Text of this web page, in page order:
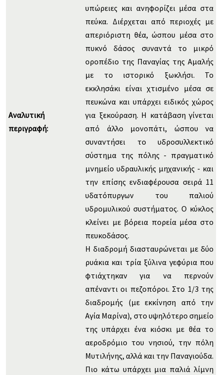
Αναλυτική
περιγραφή:
υπώρειες και ανηφορίζει μέσα στα
πεύκα. Διέρχεται από περιοχές με
απεριόριστη θέα, ώσπου μέσα στο
πυκνό δάσος συναντά το μικρό
οροπέδιο της Παναγίας της Αμαλής
με το ιστορικό ξωκλήσι. Το
εκκλησάκι είναι χτισμένο μέσα σε
πευκώνα και υπάρχει ειδικός χώρος
για ξεκούραση. Η κατάβαση γίνεται
από άλλο μονοπάτι, ώσπου να
συναντήσει το υδροσυλλεκτικό
σύστημα της πόλης - πραγματικό
μνημείο υδραυλικής μηχανικής - και
την επίσης ενδιαφέρουσα σειρά 11
υδατόπυργων του παλιού
υδρομυλικού συστήματος. Ο κύκλος
κλείνει με βόρεια πορεία μέσα στο
πευκοδάσος.
Η διαδρομή διασταυρώνεται με δύο
ρυάκια και τρία ξύλινα γεφύρια που
φτιάχτηκαν για να περνούν
απέναντι οι πεζοπόροι. Στο 1/3 της
διαδρομής (με εκκίνηση από την
Αγία Μαρίνα), στο υψηλότερο σημείο
της υπάρχει ένα κιόσκι με θέα το
αεροδρόμιο του νησιού, την πόλη
Μυτιλήνης, αλλά και την Παναγιούδα.
Πιο κάτω υπάρχει μια παλιά λίμνη